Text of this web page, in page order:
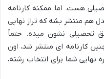
هست. اما ممکنه کارنامه
هم منتشر بشه که تراز نهایی
تحصیلی نشون میده. حتماً
کارنامه ای منتشر شد، اون
نهایی شما برای انتخاب رشته،